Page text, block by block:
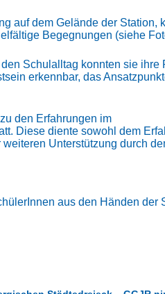
auf dem Gelände der Station,
Begegnungen (siehe
Schulalltag konnten sie
erkennbar, das
den Erfahrungen im
Diese diente sowohl dem
Unterstützung durch
aus den Händen der